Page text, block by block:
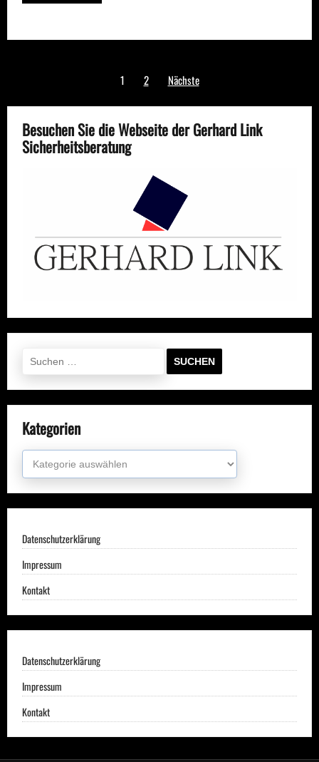
Beiträge
1 2 Nächste
Besuchen Sie die Webseite der Gerhard Link
Sicherheitsberatung
nach:
Kategorien
Kategorien
Datenschutzerklärung
Impressum
Kontakt
Datenschutzerklärung
Impressum
Kontakt